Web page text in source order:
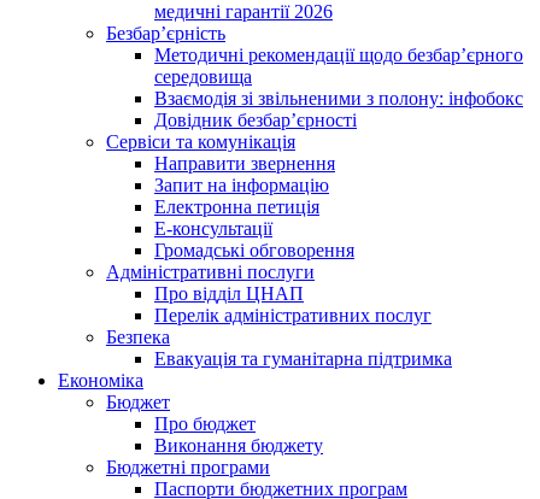
медичні гарантії 2026
Безбар’єрність
Методичні рекомендації щодо безбар’єрного
середовища
Взаємодія зі звільненими з полону: інфобокс
Довідник безбар’єрності
Сервіси та комунікація
Направити звернення
Запит на інформацію
Електронна петиція
Е-консультації
Громадські обговорення
Адміністративні послуги
Про відділ ЦНАП
Перелік адміністративних послуг
Безпека
Евакуація та гуманітарна підтримка
Економіка
Бюджет
Про бюджет
Виконання бюджету
Бюджетні програми
Паспорти бюджетних програм